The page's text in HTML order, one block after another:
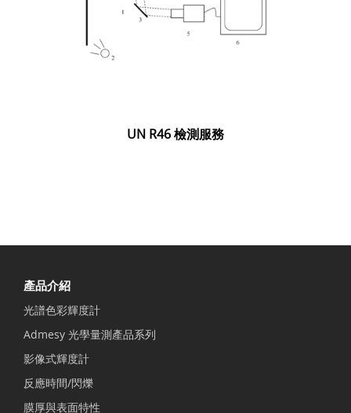
UN R46 檢測服務
產品介紹
光譜色彩輝度計
Admesy 光學量測產品系列
影像式輝度計
反應時間/閃爍
膜厚與表面特性